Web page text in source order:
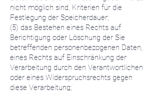
nicht möglich sind, Kriterien für die
Festlegung der Speicherdauer;
(5) das Bestehen eines Rechts auf
Berichtigung oder Löschung der Sie
betreffenden personenbezogenen Daten,
eines Rechts auf Einschränkung der
Verarbeitung durch den Verantwortlichen
oder eines Widerspruchsrechts gegen
diese Verarbeitung;